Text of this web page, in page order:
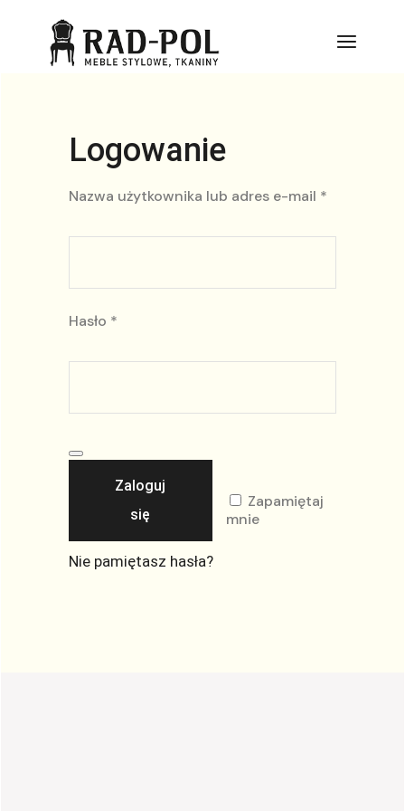
Logowanie
Nazwa użytkownika lub adres e-mail *
Hasło *
Zapamiętaj
mnie
Zaloguj
się
Nie pamiętasz hasła?